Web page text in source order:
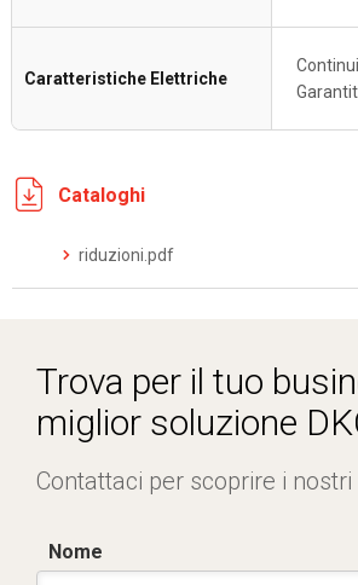
Caratteristiche Elettriche
Cataloghi
riduzioni.pdf
Trova per il tuo
miglior soluzione
Contattaci per scoprire i
Nome